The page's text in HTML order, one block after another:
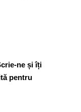
ne și îți
pentru